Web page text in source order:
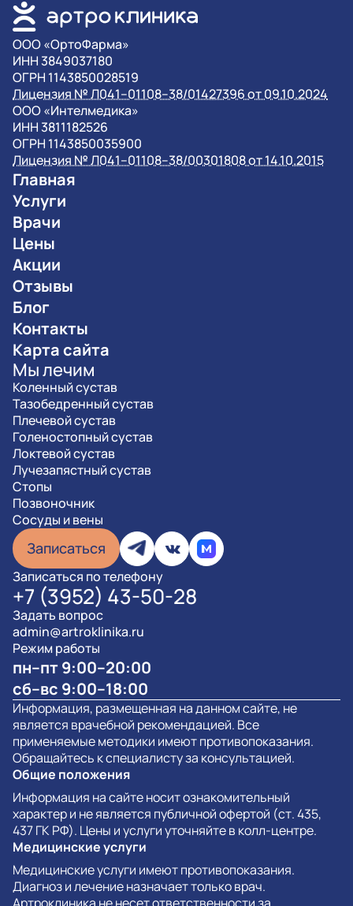
OOO «ОртоФарма»
ИНН 3849037180
ОГРН 1143850028519
Лицензия № Л041–01108–38/01427396 от 09.10.2024
OOO «Интелмедика»
ИНН 3811182526
ОГРН 1143850035900
Лицензия № Л041–01108–38/00301808 от 14.10.2015
Главная
Услуги
Врачи
Цены
Акции
Отзывы
Блог
Контакты
Карта сайта
Мы лечим
Коленный сустав
Тазобедренный сустав
Плечевой сустав
Голеностопный сустав
Локтевой сустав
Лучезапястный сустав
Стопы
Позвоночник
Сосуды и вены
Записаться
Записаться по телефону
+7 (3952) 43-50-28
Задать вопрос
admin@artroklinika.ru
Режим работы
пн–пт 9:00–20:00
сб–вс 9:00–18:00
Информация, размещенная на данном сайте, не
является врачебной рекомендацией. Все
применяемые методики имеют противопоказания.
Обращайтесь к специалисту за консультацией.
Общие положения
Информация на сайте носит ознакомительный
характер и не является публичной офертой (ст. 435,
437 ГК РФ). Цены и услуги уточняйте в колл-центре.
Медицинские услуги
Медицинские услуги имеют противопоказания.
Диагноз и лечение назначает только врач.